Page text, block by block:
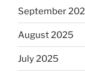
September
August 2025
July 2025